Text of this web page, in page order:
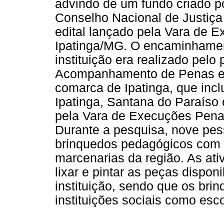
advindo de um fundo criado
Conselho Nacional de
edital lançado pela Vara de
Ipatinga/MG. O
instituição era realizado pelo
Acompanhamento de Penas
comarca de Ipatinga, que
Ipatinga, Santana do
pela Vara de Execuções
Durante a pesquisa, nove
brinquedos pedagógicos
marcenarias da região. As
lixar e pintar as peças
instituição, sendo que os
instituições sociais como